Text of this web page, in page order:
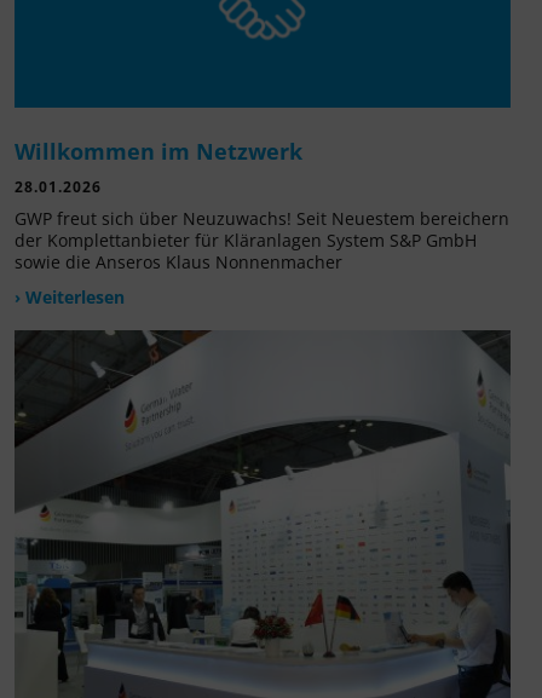
Willkommen im Netzwerk
28.01.2026
GWP freut sich über Neuzuwachs! Seit Neuestem bereichern
der Komplettanbieter für Kläranlagen System S&P GmbH
sowie die Anseros Klaus Nonnenmacher
› Weiterlesen